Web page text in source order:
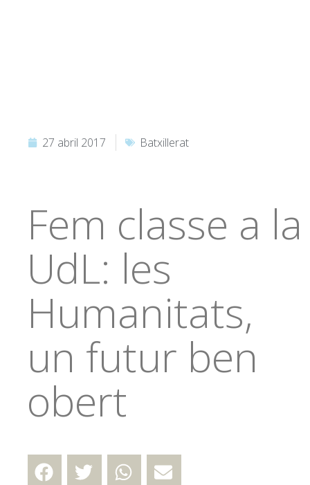
27 abril 2017 Batxillerat
Fem classe a la
UdL: les
Humanitats,
un futur ben
obert